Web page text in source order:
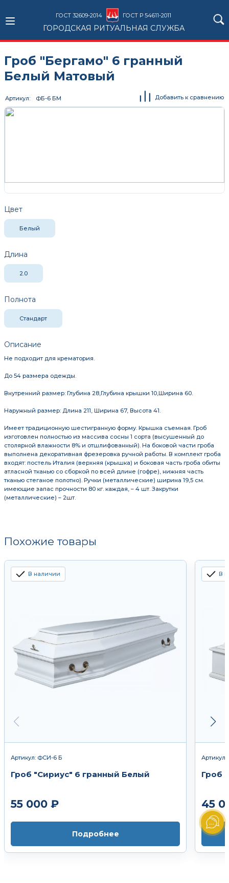
ГОСТ 32609-2014 ГОСТ Р 54611-2011
ГОРОДСКАЯ РИТУАЛЬНАЯ СЛУЖБА
Гроб "Бергамо" 6 гранный
Белый Матовый
Цвет
Белый
Длина
2.0
Полнота
Стандарт
Описание
Не подходит для крематория.
До 54 размера одежды.
Внутренний размер: Глубина 28,Глубина крышки 10,Ширина 60.
Наружный размер: Длина 211, Ширина 67, Высота 41.
Имеет традиционную шестигранную форму. Крышка съемная. Гроб
изготовлен полностью из массива сосны 1 сорта (высушенный до
столярной влажности 8% и отшлифованный). На боковой части гроба
выполнена декоративная фрезеровка ручной работы. В комплект гроба
входят: постель Италия (верхняя (крышка) и боковая часть гроба обиты
атласной тканью со сборкой по всей длине (гофре), нижняя часть
тканью стеганое полотно). Ручки (металлические) ширина 19,5 см.
имеющие запас прочности 80 кг. каждая, – 4 шт. Закрутки
(металлические) – 2шт.
Артикул ФБ-6 БМ Добавить к сравнению
Похожие товары
В наличии
Артикул: ФСИ-6 Б
Гроб "Сириус" 6 гранный Белый
55 000 ₽
Подробнее
В
Гроб
45